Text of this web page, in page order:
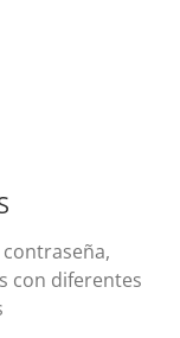
con diferentes